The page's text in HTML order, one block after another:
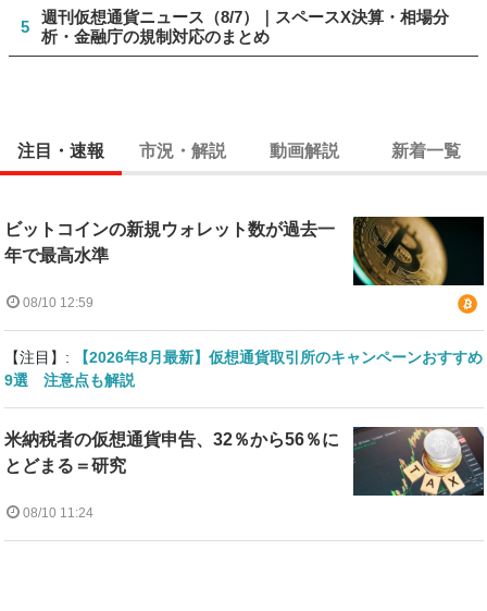
5
週刊仮想通貨ニュース（8/7）｜スペースX決算・相場分
析・金融庁の規制対応のまとめ
注目・速報 市況・解説 動画解説 新着一覧
ビットコインの新規ウォレット数が過去一
年で最高水準
08/10 12:59
【注目】:
【2026年8月最新】仮想通貨取引所のキャンペーンおすすめ
9選 注意点も解説
米納税者の仮想通貨申告、32％から56％に
とどまる＝研究
08/10 11:24